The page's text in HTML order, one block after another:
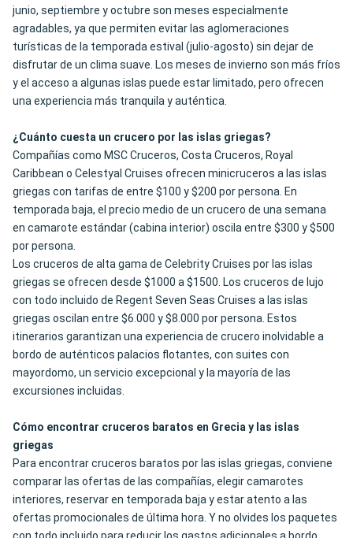
junio, septiembre y octubre son meses especialmente
agradables, ya que permiten evitar las aglomeraciones
turísticas de la temporada estival (julio-agosto) sin dejar de
disfrutar de un clima suave. Los meses de invierno son más fríos
y el acceso a algunas islas puede estar limitado, pero ofrecen
una experiencia más tranquila y auténtica.
¿Cuánto cuesta un crucero por las islas griegas?
Compañías como MSC Cruceros, Costa Cruceros, Royal
Caribbean o Celestyal Cruises ofrecen minicruceros a las islas
griegas con tarifas de entre $100 y $200 por persona. En
temporada baja, el precio medio de un crucero de una semana
en camarote estándar (cabina interior) oscila entre $300 y $500
por persona.
Los cruceros de alta gama de Celebrity Cruises por las islas
griegas se ofrecen desde $1000 a $1500. Los cruceros de lujo
con todo incluido de Regent Seven Seas Cruises a las islas
griegas oscilan entre $6.000 y $8.000 por persona. Estos
itinerarios garantizan una experiencia de crucero inolvidable a
bordo de auténticos palacios flotantes, con suites con
mayordomo, un servicio excepcional y la mayoría de las
excursiones incluidas.
Cómo encontrar cruceros baratos en Grecia y las islas
griegas
Para encontrar cruceros baratos por las islas griegas, conviene
comparar las ofertas de las compañías, elegir camarotes
interiores, reservar en temporada baja y estar atento a las
ofertas promocionales de última hora. Y no olvides los paquetes